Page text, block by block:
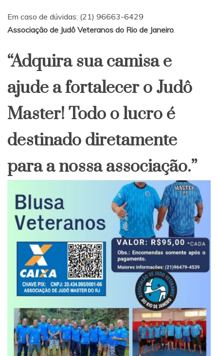
Em caso de dúvidas: (21) 96663-6429
Associação de Judô Veteranos do Rio de Janeiro.
“Adquira sua camisa e
ajude a fortalecer o Judô
Master! Todo o lucro é
destinado diretamente
para a nossa associação.”